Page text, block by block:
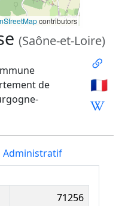
contributors
(Saône-et-Loire)
de
🇫🇷
Administratif
71256